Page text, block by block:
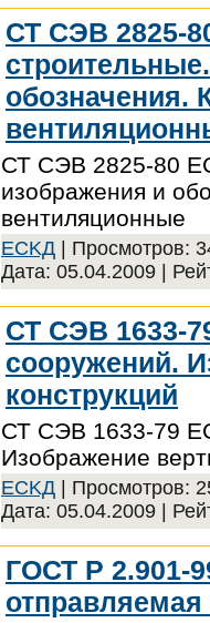
СТ СЭВ 2825-
СТ СЭВ 2825-80
изображения и
вентиляционные
ECKД | Просмотров:
Дата: 05.04.2009 |
СТ СЭВ 1633-
сооружений.
конструкций
СТ СЭВ 1633-79
Изображение
ECKД | Просмотров:
Дата: 05.04.2009 |
ГОСТ Р 2.901-
отправляемая